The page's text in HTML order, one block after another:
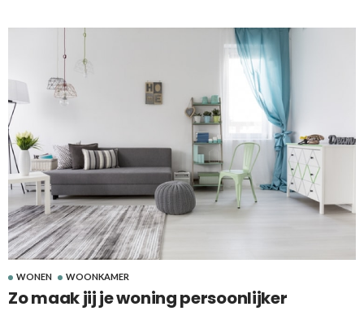
WONEN WOONKAMER
Zo maak jij je woning persoonlijker